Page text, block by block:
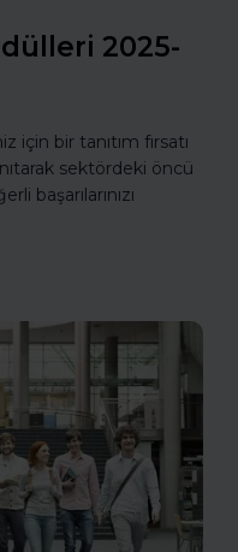
2025-
için bir tanıtım fırsatı
sektördeki öncü
başarılarınızı